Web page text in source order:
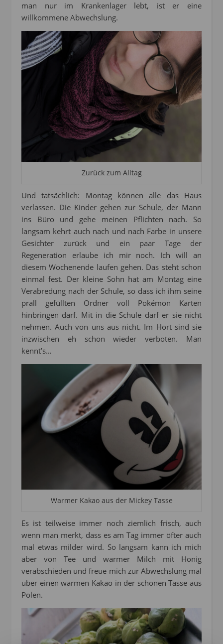
man nur im Krankenlager lebt, ist er eine
willkommene Abwechslung.
Zurück zum Alltag
Und tatsächlich: Montag können alle das Haus
verlassen. Die Kinder gehen zur Schule, der Mann
ins Büro und gehe meinen Pflichten nach. So
langsam kehrt auch nach und nach Farbe in unsere
Gesichter zurück und ein paar Tage der
Regeneration erlaube ich mir noch. Ich will an
diesem Wochenende laufen gehen. Das steht schon
einmal fest. Der kleine Sohn hat am Montag eine
Verabredung nach der Schule, so dass ich ihm seine
prall gefüllten Ordner voll Pokémon Karten
hinbringen darf. Mit in die Schule darf er sie nicht
nehmen. Auch von uns aus nicht. Im Hort sind sie
inzwischen eh schon wieder verboten. Man
kennt’s…
Warmer Kakao aus der Mickey Tasse
Es ist teilweise immer noch ziemlich frisch, auch
wenn man merkt, dass es am Tag immer öfter auch
mal etwas milder wird. So langsam kann ich mich
aber von Tee und warmer Milch mit Honig
verabschieden und freue mich zur Abwechslung mal
über einen warmen Kakao in der schönen Tasse aus
Polen.